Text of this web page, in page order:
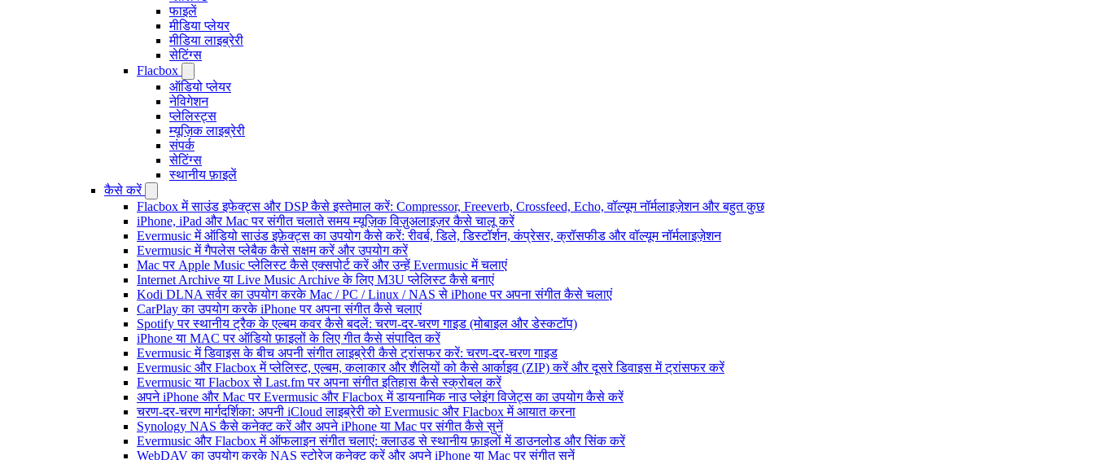
फाइलें
मीडिया प्लेयर
मीडिया लाइब्रेरी
सेटिंग्स
Flacbox
ऑडियो प्लेयर
नेविगेशन
प्लेलिस्ट्स
म्यूज़िक लाइब्रेरी
संपर्क
सेटिंग्स
स्थानीय फ़ाइलें
कैसे करें
Flacbox में साउंड इफेक्ट्स और DSP कैसे इस्तेमाल करें: Compressor, Freeverb, Crossfeed, Echo, वॉल्यूम नॉर्मलाइज़ेशन और बहुत कुछ
iPhone, iPad और Mac पर संगीत चलाते समय म्यूज़िक विज़ुअलाइज़र कैसे चालू करें
Evermusic में ऑडियो साउंड इफ़ेक्ट्स का उपयोग कैसे करें: रीवर्ब, डिले, डिस्टॉर्शन, कंप्रेसर, क्रॉसफीड और वॉल्यूम नॉर्मलाइज़ेशन
Evermusic में गैपलेस प्लेबैक कैसे सक्षम करें और उपयोग करें
Mac पर Apple Music प्लेलिस्ट कैसे एक्सपोर्ट करें और उन्हें Evermusic में चलाएं
Internet Archive या Live Music Archive के लिए M3U प्लेलिस्ट कैसे बनाएं
Kodi DLNA सर्वर का उपयोग करके Mac / PC / Linux / NAS से iPhone पर अपना संगीत कैसे चलाएं
CarPlay का उपयोग करके iPhone पर अपना संगीत कैसे चलाएं
Spotify पर स्थानीय ट्रैक के एल्बम कवर कैसे बदलें: चरण-दर-चरण गाइड (मोबाइल और डेस्कटॉप)
iPhone या MAC पर ऑडियो फ़ाइलों के लिए गीत कैसे संपादित करें
Evermusic में डिवाइस के बीच अपनी संगीत लाइब्रेरी कैसे ट्रांसफर करें: चरण-दर-चरण गाइड
Evermusic और Flacbox में प्लेलिस्ट, एल्बम, कलाकार और शैलियों को कैसे आर्काइव (ZIP) करें और दूसरे डिवाइस में ट्रांसफर करें
Evermusic या Flacbox से Last.fm पर अपना संगीत इतिहास कैसे स्क्रोबल करें
अपने iPhone और Mac पर Evermusic और Flacbox में डायनामिक नाउ प्लेइंग विजेट्स का उपयोग कैसे करें
चरण-दर-चरण मार्गदर्शिका: अपनी iCloud लाइब्रेरी को Evermusic और Flacbox में आयात करना
Synology NAS कैसे कनेक्ट करें और अपने iPhone या Mac पर संगीत कैसे सुनें
Evermusic और Flacbox में ऑफलाइन संगीत चलाएं: क्लाउड से स्थानीय फ़ाइलों में डाउनलोड और सिंक करें
WebDAV का उपयोग करके NAS स्टोरेज कनेक्ट करें और अपने iPhone या Mac पर संगीत सुनें